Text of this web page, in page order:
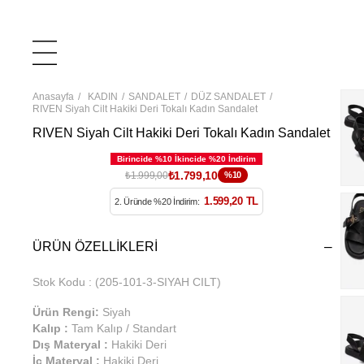
Anasayfa KADIN SANDALET
DÜZ SANDALET
RIVEN Siyah Cilt Hakiki Deri Tokalı Kadın Sandalet
RIVEN Siyah Cilt Hakiki Deri Tokalı Kadın Sandalet
₺1.999,00₺1.799,10 %10
2. Üründe %20 İndirim: 1.599,20 TL
ÜRÜN ÖZELLIKLERI
Stok Kodu (205-101-3-SIYAH CILT)
Ürün Rengi: Siyah
Kalıp : Tam Kalıp / Standart
Dış Materyal : Hakiki Deri
İç Materyal : Hakiki Deri